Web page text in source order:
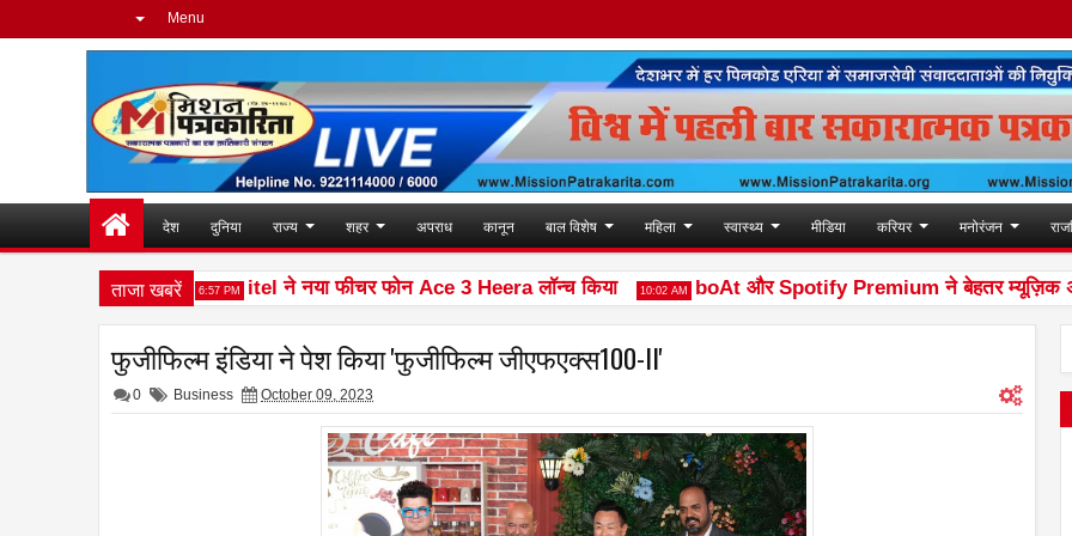
Menu
देश दुनिया राज्य शहर अपराध कानून बाल विशेष महिला स्वास्थ्य मीडिया करियर मनोरंजन
ताजा खबरें
पर है पूरा ध्यान 6:57 PM itel ने नया फीचर फोन Ace 3 Heera लॉन्च किया 10:02 AM boAt और Spotify Premium ने बेहतर म्यूज़िक अनुभव
फुजीफिल्म इंडिया ने पेश किया 'फुजीफिल्म जीएफएक्स100-II'
0 Business October 09, 2023